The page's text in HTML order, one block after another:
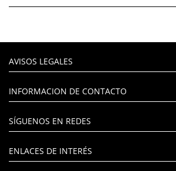
AVISOS LEGALES
INFORMACION DE CONTACTO
SÍGUENOS EN REDES
ENLACES DE INTERÉS